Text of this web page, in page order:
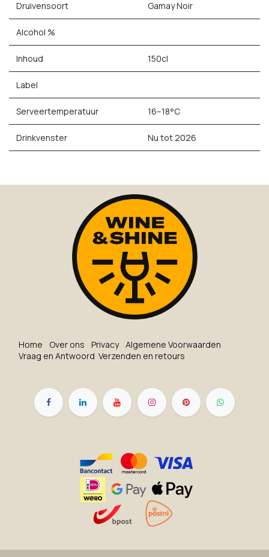
Druivensoort Gamay Noir
Alcohol %
Inhoud 150cl
Label
Serveertemperatuur 16–18°C
Drinkvenster Nu tot 2026
Ho​me O​ve​r on​s Privacy Algemene Voorwaarden
Vraag en Antwoord Verzenden en retours